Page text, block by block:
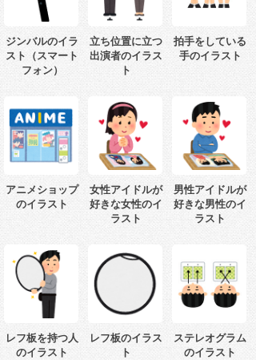
ジンバルのイラ
スト（スマート
フォン）
立ち位置に立つ
出演者のイラス
ト
拍手をしている
手のイラスト
アニメショップ
のイラスト
女性アイドルが
好きな女性のイ
ラスト
男性アイドルが
好きな男性のイ
ラスト
レフ板を持つ人
のイラスト
レフ板のイラス
ト
ステレオグラム
のイラスト